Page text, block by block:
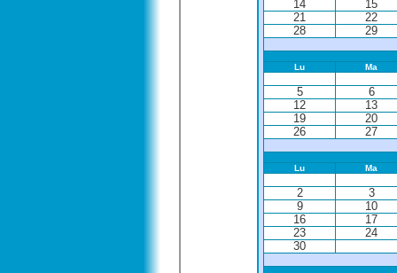
14
15
21
22
28
29
Lu Ma
5
6
12
13
19
20
26
27
Lu Ma
2
3
9
10
16
17
23
24
30